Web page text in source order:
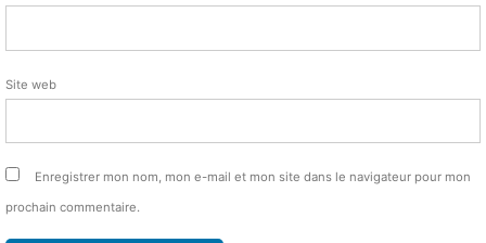
Site web
Enregistrer mon nom, mon e-mail et mon site dans le navigateur pour mon
prochain commentaire.